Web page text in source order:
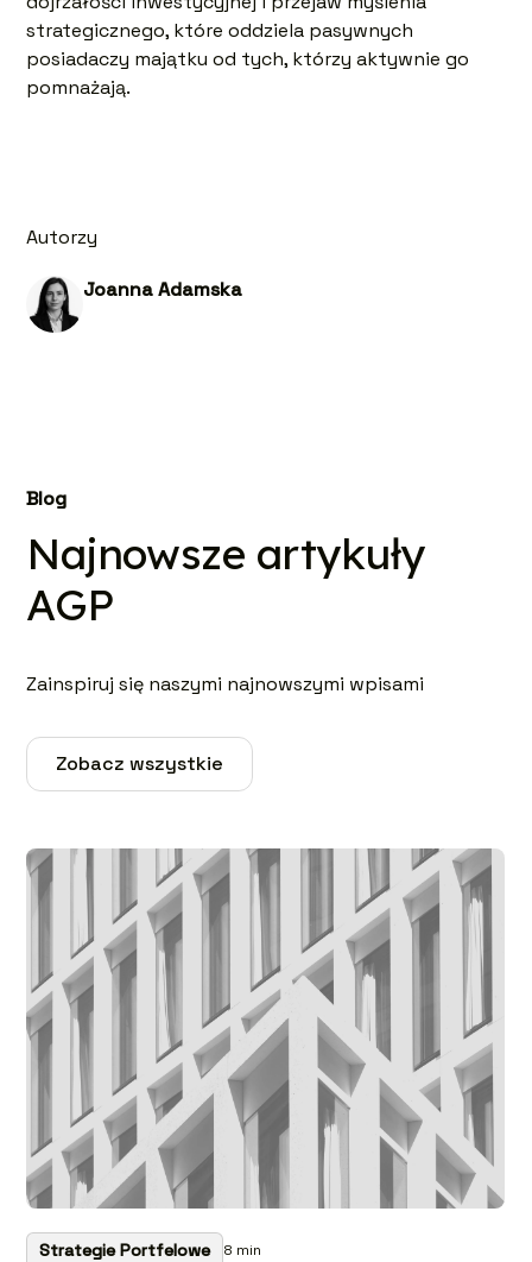
Autorzy
Joanna Adamska
strategicznego, które oddziela pasywnych
posiadaczy majątku od tych, którzy aktywnie go
pomnażają.
Blog
Najnowsze artykuły
AGP
Zainspiruj się naszymi najnowszymi wpisami
Zobacz wszystkie
Strategie Portfelowe 8 min